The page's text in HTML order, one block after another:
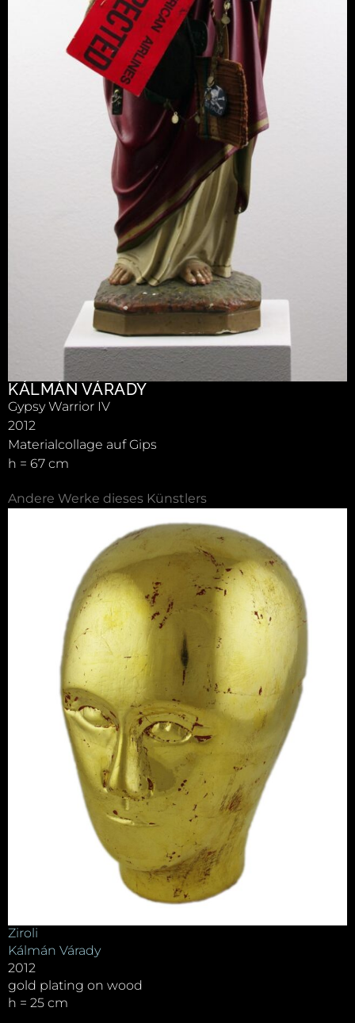
KÁLMÁN VÁRADY
Gypsy Warrior IV
2012
Materialcollage auf Gips
h = 67 cm
Andere Werke dieses Künstlers
Ziroli
Kálmán Várady
2012
gold plating on wood
h = 25 cm